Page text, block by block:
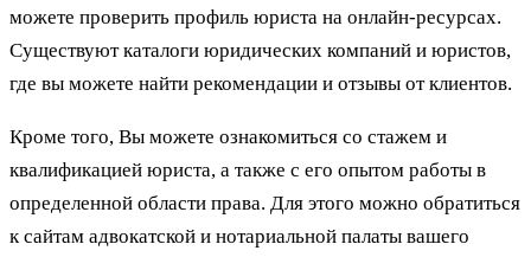
можете проверить профиль юриста на онлайн-ресурсах.
Существуют каталоги юридических компаний и юристов,
где вы можете найти рекомендации и отзывы от клиентов.
Кроме того, Вы можете ознакомиться со стажем и
квалификацией юриста, а также с его опытом работы в
определенной области права. Для этого можно обратиться
к сайтам адвокатской и нотариальной палаты вашего